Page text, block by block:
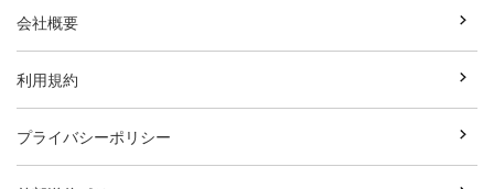
会社概要
利用規約
プライバシーポリシー